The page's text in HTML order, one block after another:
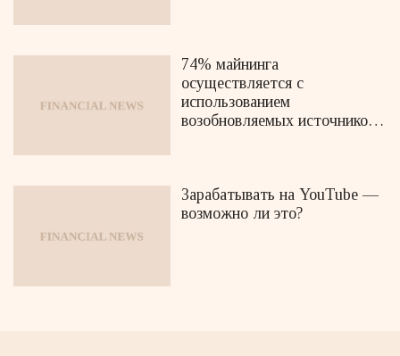
74% майнинга
осуществляется с
использованием
возобновляемых источников
Зарабатывать на YouTube —
возможно ли это?